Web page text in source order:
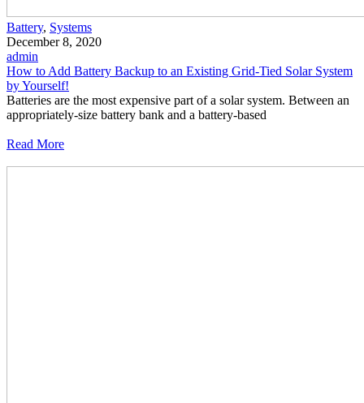
Battery, Systems
December 8, 2020
admin
How to Add Battery Backup to an Existing Grid-Tied Solar System
by Yourself!
Batteries are the most expensive part of a solar system. Between an
appropriately-size battery bank and a battery-based
Read More